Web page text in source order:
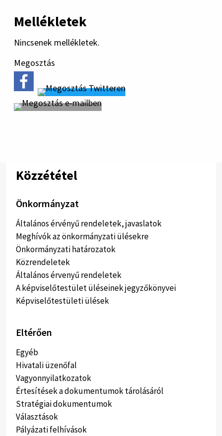
Mellékletek
Nincsenek mellékletek.
Megosztás
Közzététel
Önkormányzat
Általános érvényű rendeletek, javaslatok
Meghívók az önkormányzati ülésekre
Önkormányzati határozatok
Közrendeletek
Általános érvenyű rendeletek
A képviselőtestület üléseinek jegyzőkönyvei
Képviselőtestületi ülések
Eltérően
Egyéb
Hivatali üzenőfal
Vagyonnyilatkozatok
Értesítések a dokumentumok tárolásáról
Stratégiai dokumentumok
Választások
Pályázati felhívások